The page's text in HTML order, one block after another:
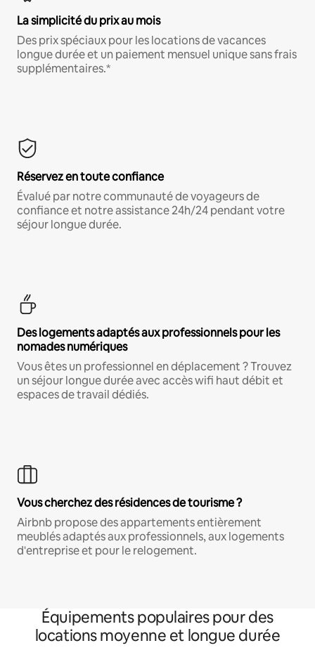
La simplicité du prix au mois
Des prix spéciaux pour les locations de vacances
longue durée et un paiement mensuel unique sans frais
supplémentaires.*
Réservez en toute confiance
Évalué par notre communauté de voyageurs de
confiance et notre assistance 24h/24 pendant votre
séjour longue durée.
Des logements adaptés aux professionnels pour les
nomades numériques
Vous êtes un professionnel en déplacement ? Trouvez
un séjour longue durée avec accès wifi haut débit et
espaces de travail dédiés.
Vous cherchez des résidences de tourisme ?
Airbnb propose des appartements entièrement
meublés adaptés aux professionnels, aux logements
d'entreprise et pour le relogement.
Équipements populaires pour des
locations moyenne et longue durée